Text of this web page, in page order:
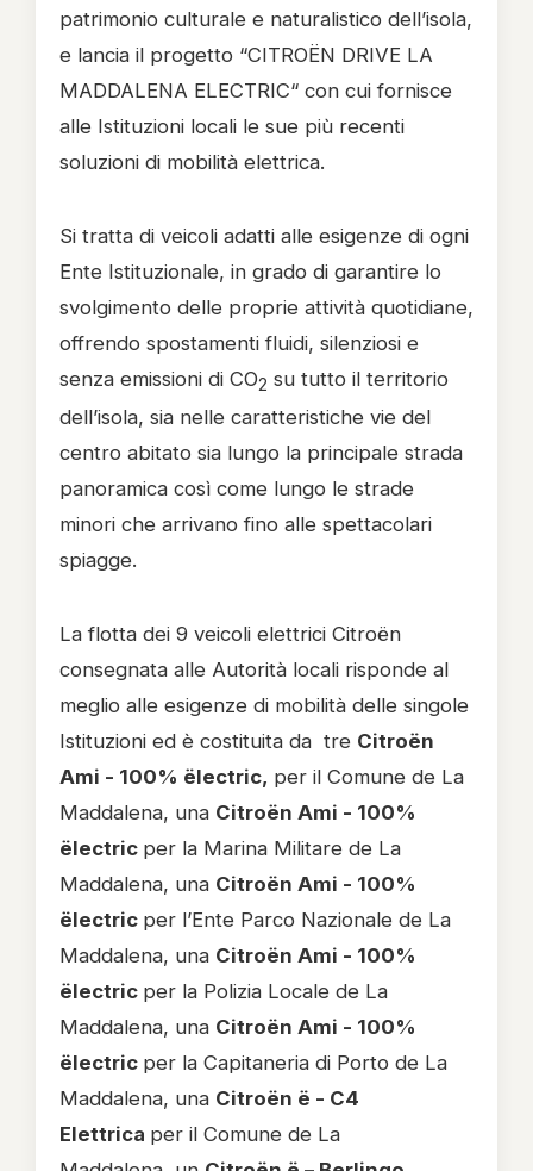
patrimonio culturale e naturalistico dell’isola,
e lancia il progetto “CITROËN DRIVE LA
MADDALENA ELECTRIC“ con cui fornisce
alle Istituzioni locali le sue più recenti
soluzioni di mobilità elettrica.
Si tratta di veicoli adatti alle esigenze di ogni
Ente Istituzionale, in grado di garantire lo
svolgimento delle proprie attività quotidiane,
offrendo spostamenti fluidi, silenziosi e
senza emissioni di CO2 su tutto il territorio
dell’isola, sia nelle caratteristiche vie del
centro abitato sia lungo la principale strada
panoramica così come lungo le strade
minori che arrivano fino alle spettacolari
spiagge.
La flotta dei 9 veicoli elettrici Citroën
consegnata alle Autorità locali risponde al
meglio alle esigenze di mobilità delle singole
Istituzioni ed è costituita da tre Citroën
Ami - 100% ëlectric, per il Comune de La
Maddalena, una Citroën Ami - 100%
ëlectric per la Marina Militare de La
Maddalena, una Citroën Ami - 100%
ëlectric per l’Ente Parco Nazionale de La
Maddalena, una Citroën Ami - 100%
ëlectric per la Polizia Locale de La
Maddalena, una Citroën Ami - 100%
ëlectric per la Capitaneria di Porto de La
Maddalena, una Citroën ë - C4
Elettrica per il Comune de La